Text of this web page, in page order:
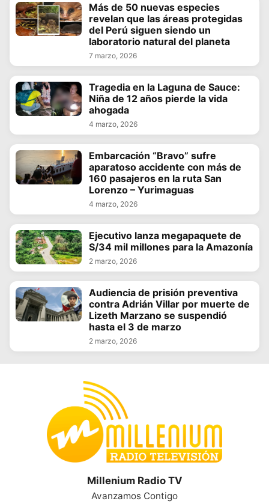
Más de 50 nuevas especies
revelan que las áreas protegidas
del Perú siguen siendo un
laboratorio natural del planeta
7 marzo, 2026
Tragedia en la Laguna de Sauce:
Niña de 12 años pierde la vida
ahogada
4 marzo, 2026
Embarcación “Bravo” sufre
aparatoso accidente con más de
160 pasajeros en la ruta San
Lorenzo – Yurimaguas
4 marzo, 2026
Ejecutivo lanza megapaquete de
S/34 mil millones para la Amazonía
2 marzo, 2026
Audiencia de prisión preventiva
contra Adrián Villar por muerte de
Lizeth Marzano se suspendió
hasta el 3 de marzo
2 marzo, 2026
Millenium Radio TV
Avanzamos Contigo